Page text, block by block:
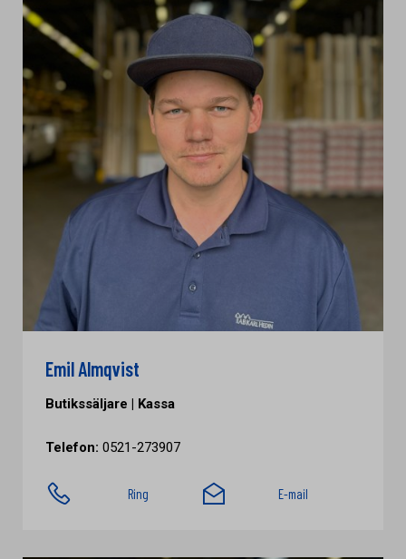
Emil Almqvist
Butikssäljare | Kassa
Telefon: 0521-273907
Ring E-mail